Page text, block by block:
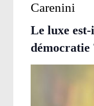
Carenini
Le luxe
démocratie